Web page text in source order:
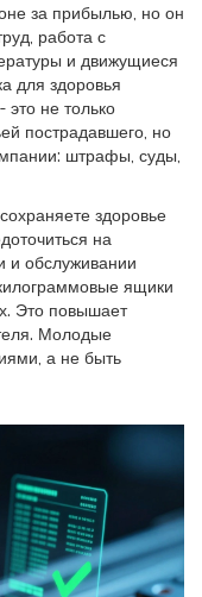
за прибылью, но он
работа с
и движущиеся
для здоровья
это не только
пострадавшего, но
штрафы, суды,
здоровье
на
и обслуживании
ящики
Это повышает
Молодые
а не быть